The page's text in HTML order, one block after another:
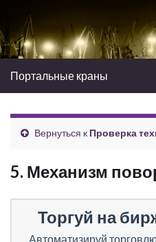
Портальные краны
Вернуться к Проверка
5. Механизм
Торгуй на
Автоматизируй